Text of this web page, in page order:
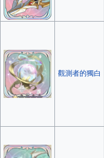
觀測者的獨白